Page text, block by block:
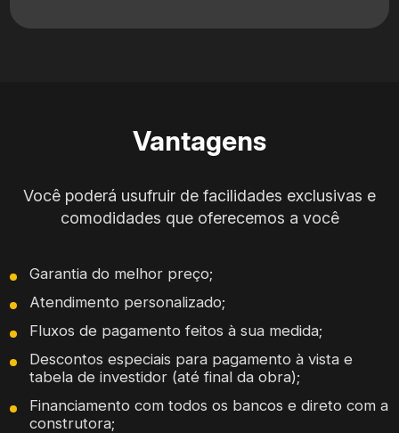
Vantagens
Você poderá usufruir de facilidades exclusivas e
comodidades que oferecemos a você
Garantia do melhor preço;
Atendimento personalizado;
Fluxos de pagamento feitos à sua medida;
Descontos especiais para pagamento à vista e
tabela de investidor (até final da obra);
Financiamento com todos os bancos e direto com a
construtora;